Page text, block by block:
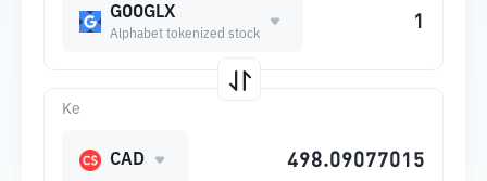
GOOGLX
Alphabet tokenized stock
Ke
CAD